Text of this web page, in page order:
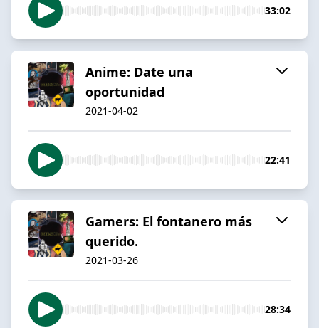
33:02
Anime: Date una
oportunidad
2021-04-02
22:41
Gamers: El fontanero más
querido.
2021-03-26
28:34